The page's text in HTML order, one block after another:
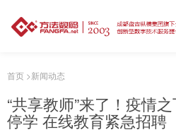
首页 >新闻动态
“共享教师”来了！疫情
停学 在线教育紧急招聘